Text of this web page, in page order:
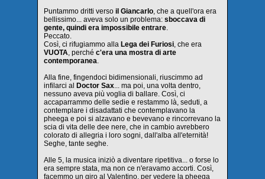
Puntammo dritti verso il Giancarlo, che a quell'ora era
bellissimo... aveva solo un problema: sboccava di
gente, quindi era impossibile entrare.
Peccato.
Così, ci rifugiammo alla Lega dei Furiosi, che era
VUOTA, perché c'era una mostra di arte
contemporanea.
Alla fine, fingendoci bidimensionali, riuscimmo ad
infilarci al Doctor Sax... ma poi, una volta dentro,
nessuno aveva più voglia di ballare. Così, ci
accaparrammo delle sedie e restammo là, seduti, a
contemplare i disadattati che contemplavano la
pheega e poi si alzavano e bevevano e rincorrevano la
scia di vita delle dee nere, che in cambio avrebbero
colorato di allegria i loro sogni, dall'alba all'eternità!
Seghe, tante seghe.
Alle 5, la musica iniziò a diventare ripetitiva... o forse lo
era sempre stata, ma non ce n'eravamo accorti. Così,
facemmo un giro al Valentino, per vedere la pheega